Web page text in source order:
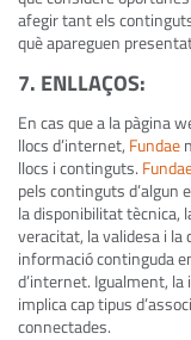
afegir tant els
què apareguen
7. ENLLAÇOS:
En cas que a la pàgina
llocs d’internet, Fundae
llocs i continguts.
pels continguts d’algun
la disponibilitat tècnica,
veracitat, la validesa i
informació continguda
d’internet. Igualment,
implica cap tipus
connectades.